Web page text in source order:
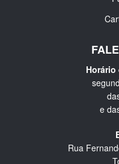
e
Rua